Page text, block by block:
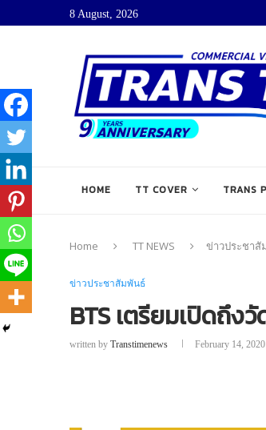
8 August, 2026
HOME TT COVER TRANS
Home TT NEWS ข่าวประชาสั
ข่าวประชาสัมพันธ์
BTS เตรียมเปิดถึง
written by Transtimenews February 14, 2020